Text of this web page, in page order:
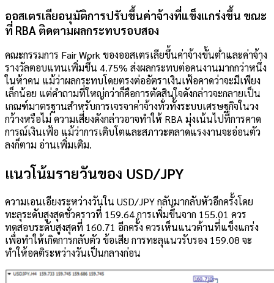
ออสเตรเลียอนุมัติการปรับขึ้นค่าจ้างที่แข็งแกร่งขึ้น ขณะ
ที่ RBA ติดตามผลกระทบรอบสอง
คณะกรรมการ Fair Work ของออสเตรเลียขึ้นค่าจ้างขั้นต่ำและค่าจ้าง
รางวัลตอบแทนเพิ่มขึ้น 4.75% ส่งผลกระทบต่อคนงานมากกว่าหนึ่ง
ในห้าคน แม้ว่าผลกระทบโดยตรงต่ออัตราเงินเฟ้อคาดว่าจะมีเพียง
เล็กน้อย แต่คำถามที่ใหญ่กว่าก็คือการตัดสินใจดังกล่าวจะกลายเป็น
เกณฑ์มาตรฐานสำหรับการเจรจาค่าจ้างทั่วทั้งระบบเศรษฐกิจในวง
กว้างหรือไม่ ความเสี่ยงดังกล่าวอาจทำให้ RBA มุ่งเน้นไปที่การคาด
การณ์เงินเฟ้อ แม้ว่าการเติบโตและสภาวะตลาดแรงงานจะอ่อนตัว
ลงก็ตาม อ่านเพิ่มเติม.
แนวโน้มรายวันของ USD/JPY
ความเอนเอียงระหว่างวันใน USD/JPY กลับมากลับหัวอีกครั้งโดย
ทะลุระดับสูงสุดชั่วคราวที่ 159.64 การเพิ่มขึ้นจาก 155.01 ควร
ทดสอบระดับสูงสุดที่ 160.71 อีกครั้ง ควรเห็นแนวต้านที่แข็งแกร่ง
เพื่อทำให้เกิดการกลับตัว ข้อเสีย การทะลุแนวรับรอง 159.08 จะ
ทำให้อคติระหว่างวันเป็นกลางก่อน